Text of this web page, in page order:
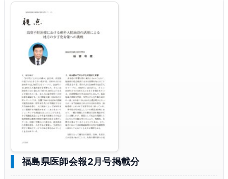
福島県医師会報2月号掲載分